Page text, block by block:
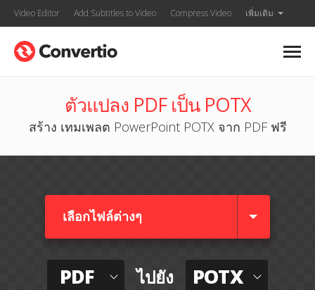
Video Editor Add Subtitles to Video Compress Video เพิ่มเติม
ตัวแปลง PDF เป็น POTX
สร้าง เทมเพลต PowerPoint POTX จาก PDF ฟรี
เลือกไฟล์ต่างๆ​
PDF ไปยัง POTX